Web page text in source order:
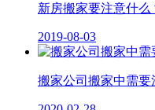
新房搬家要注意什么
2019-08-03
搬家公司搬家中需要